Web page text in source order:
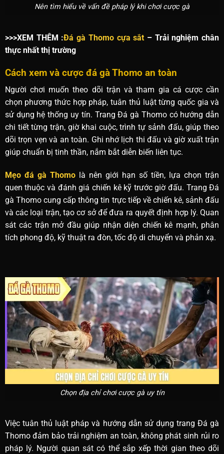
Nên tìm hiểu về vấn đề pháp lý khi chơi cược gà
>>>XEM THÊM :Đá gà Thomo cựa sắt – Trải nghiệm chân
thực nhất thị trường
Cách xem và cược đá gà Thomo an toàn
Người chơi muốn theo dõi trận và tham gia cá cược cần
chọn phương thức hợp pháp, tuân thủ luật từng quốc gia và
sử dụng hệ thống uy tín. Trang Đá gà Thomo có hướng dẫn
chi tiết từng trận, giờ khai cuộc, trình tự sảnh đấu, giúp theo
dõi trọn vẹn và an toàn. Ghi nhớ lịch thi đấu và giờ xuất trận
giúp chuẩn bị tinh thần, nắm bắt diễn biến liên tục.
Mẹo đá gà Thomolà nên giới hạn số tiền, lựa chọn trận
quen thuộc và đánh giá chiến kê kỹ trước giờ đấu. Trang Đá
gà Thomo cung cấp thông tin trực tiếp về chiến kê, sảnh đấu
và các loại trận, tạo cơ sở để đưa ra quyết định hợp lý. Quan
sát các trận mở đầu giúp nhận diện chiến kê mạnh, phân
tích phong độ, kỹ thuật ra đòn, tốc độ di chuyển và phản xạ.
Chọn địa chỉ chơi cược gà uy tín
Việc tuân thủ luật pháp và hướng dẫn sử dụng trang Đá gà
Thomo đảm bảo trải nghiệm an toàn, không phát sinh rủi ro
pháp lý. Người quan sát có thể sắp xếp thời gian theo dõi